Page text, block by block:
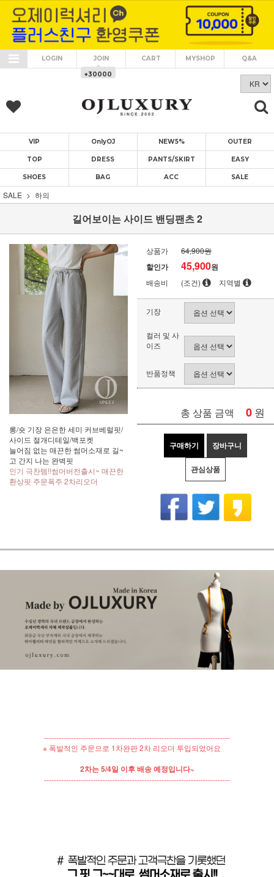
LOGIN
JOIN
+30000
CART MYSHOP Q&A
VIP OnlyOJ NEW5% OUTER
TOP DRESS PANTS/SKIRT EASY
SHOES BAG ACC SALE
SALE 하의
길어보이는 사이드 밴딩팬츠 2
롱/숏 기장 은은한 세미 커브베럴핏/
사이드 절개디테일/백포켓
늘어짐 없는 매끈한 썸머소재로 길~
고 간지 나는 완벽핏
인기 극찬템!!썸머버전출시~ 매끈한
환상핏 주문폭주 2차리오더
상품가 64,900원
할인가 45,900원
배송비 (조건) 지역별
기장
컬러 및 사
이즈
반품정책
총 상품 금액 0 원
구매하기 장바구니
관심상품
----------------------------------------------------------------------------
※ 폭발적인 주문으로 1차완판 2차 리오더 투입되었어요
2차는 5/4일 이후 배송 예정입니다~
----------------------------------------------------------------------------